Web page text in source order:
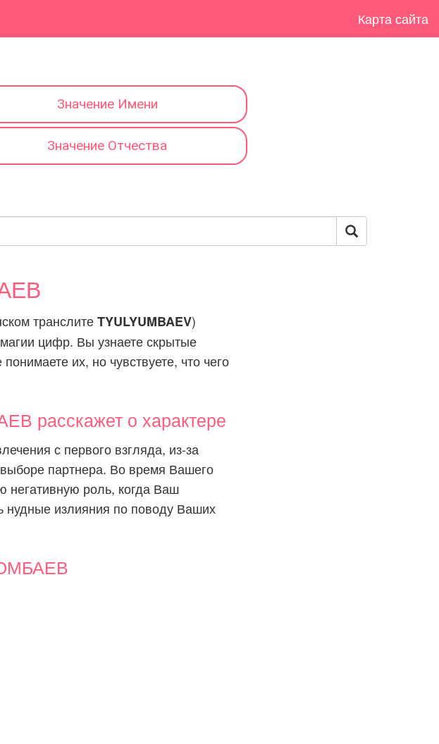
Карта сайта
Значение Имени
Значение Отчества
транслитеTYULYUMBAEV)
цифр. Вы узнаете скрытые
их, но чувствуете, что чего
расскажет о характере
с первого взгляда, из-за
партнера. Во время Вашего
негативную роль, когда Ваш
нудные излияния по поводу Ваших